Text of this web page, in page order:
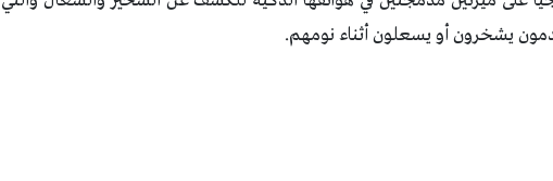
يشخرون أو يسعلون أثناء نومهم.